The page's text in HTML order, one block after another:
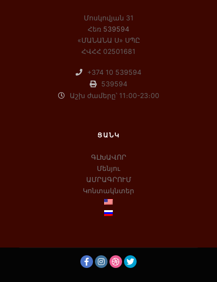
Մոսկովյան 31
Հեռ 539594
«ՄԱՆԱՆԱ Ս» ՍՊԸ
ՀՎՀՀ 02501681
+374 10 539594
539594
Աշխ ժամերը՝ 11։00-23։00
ՑԱՆԿ
ԳԼԽԱՎՈՐ
Մենյու
ԱՄՐԱԳՐՈՒՄ
Կոնտակնտեր